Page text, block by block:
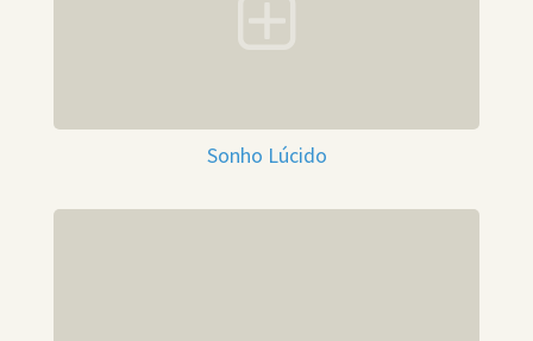
Sonho Lúcido